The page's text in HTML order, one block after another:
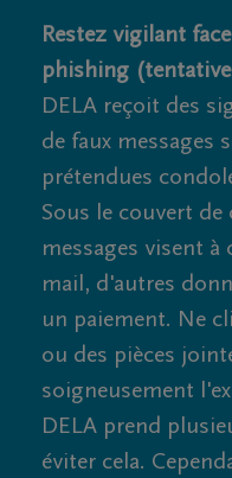
Restez vigilant
phishing
DELA reçoit des
de faux messages
prétendues
Sous le couvert de
messages visent à
mail, d'autres
un paiement. Ne
ou des pièces
soigneusement
DELA prend
éviter cela.